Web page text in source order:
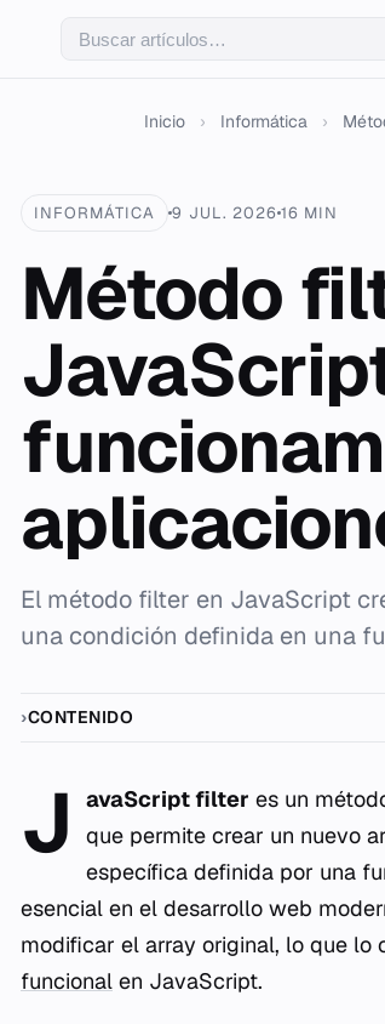
Inicio › Informática ›
INFORMÁTICA 9 JUL. 2026 16 MIN
Método
El método filter en JavaScript
una condición definida en una
CONTENIDO
J avaScript filter es un
que permite crear un nuevo
específica definida por una
esencial en el desarrollo web
modificar el array original, lo que lo
funcional en JavaScript.